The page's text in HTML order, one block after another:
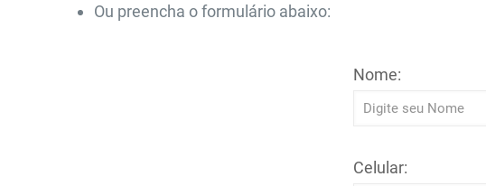
Ou preencha o formulário abaixo:
Nome:
Celular: